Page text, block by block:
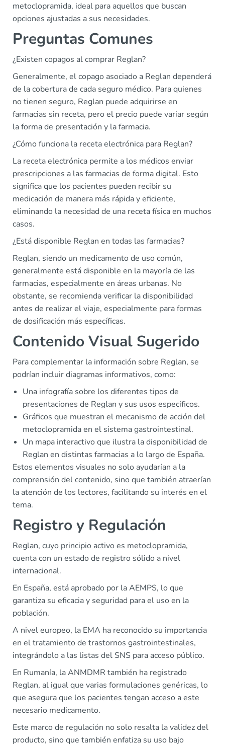
metoclopramida, ideal para aquellos que buscan
opciones ajustadas a sus necesidades.
Preguntas Comunes
¿Existen copagos al comprar Reglan?
Generalmente, el copago asociado a Reglan dependerá
de la cobertura de cada seguro médico. Para quienes
no tienen seguro, Reglan puede adquirirse en
farmacias sin receta, pero el precio puede variar según
la forma de presentación y la farmacia.
¿Cómo funciona la receta electrónica para Reglan?
La receta electrónica permite a los médicos enviar
prescripciones a las farmacias de forma digital. Esto
significa que los pacientes pueden recibir su
medicación de manera más rápida y eficiente,
eliminando la necesidad de una receta física en muchos
casos.
¿Está disponible Reglan en todas las farmacias?
Reglan, siendo un medicamento de uso común,
generalmente está disponible en la mayoría de las
farmacias, especialmente en áreas urbanas. No
obstante, se recomienda verificar la disponibilidad
antes de realizar el viaje, especialmente para formas
de dosificación más específicas.
Contenido Visual Sugerido
Para complementar la información sobre Reglan, se
podrían incluir diagramas informativos, como:
Una infografía sobre los diferentes tipos de
presentaciones de Reglan y sus usos específicos.
Gráficos que muestran el mecanismo de acción del
metoclopramida en el sistema gastrointestinal.
Un mapa interactivo que ilustra la disponibilidad de
Reglan en distintas farmacias a lo largo de España.
Estos elementos visuales no solo ayudarían a la
comprensión del contenido, sino que también atraerían
la atención de los lectores, facilitando su interés en el
tema.
Registro y Regulación
Reglan, cuyo principio activo es metoclopramida,
cuenta con un estado de registro sólido a nivel
internacional.
En España, está aprobado por la AEMPS, lo que
garantiza su eficacia y seguridad para el uso en la
población.
A nivel europeo, la EMA ha reconocido su importancia
en el tratamiento de trastornos gastrointestinales,
integrándolo a las listas del SNS para acceso público.
En Rumanía, la ANMDMR también ha registrado
Reglan, al igual que varias formulaciones genéricas, lo
que asegura que los pacientes tengan acceso a este
necesario medicamento.
Este marco de regulación no solo resalta la validez del
producto, sino que también enfatiza su uso bajo